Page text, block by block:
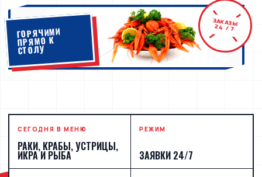
ГОРЯЧИМИ
ПРЯМО К
СТОЛУ
ЗАКАЗЫ
24 / 7
СЕГОДНЯ В МЕНЮ
РАКИ, КРАБЫ, УСТРИЦЫ,
ИКРА И РЫБА
РЕЖИМ
ЗАЯВКИ 24/7